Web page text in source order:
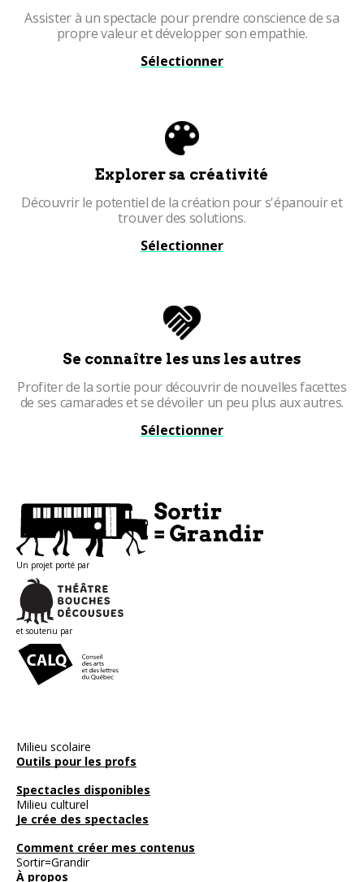
Assister à un spectacle pour prendre conscience de sa
propre valeur et développer son empathie.
Sélectionner
Explorer sa créativité
Découvrir le potentiel de la création pour s'épanouir et
trouver des solutions.
Sélectionner
Se connaître les uns les autres
Profiter de la sortie pour découvrir de nouvelles facettes
de ses camarades et se dévoiler un peu plus aux autres.
Sélectionner
Un projet porté par
et soutenu par
Milieu scolaire
Outils pour les profs
Spectacles disponibles
Milieu culturel
Je crée des spectacles
Comment créer mes contenus
Sortir=Grandir
À propos